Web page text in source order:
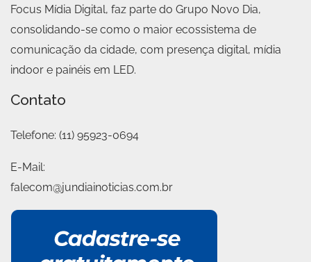
Focus Mídia Digital, faz parte do Grupo Novo Dia,
consolidando-se como o maior ecossistema de
comunicação da cidade, com presença digital, mídia
indoor e painéis em LED.
Contato
Telefone: (11) 95923-0694
E-Mail:
falecom@jundiainoticias.com.br